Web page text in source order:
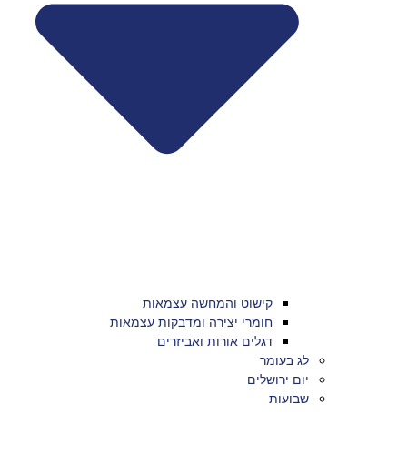
קישוט והמחשה עצמאות
חומרי יצירה ומדבקות עצמאות
דגלים אורות ואביזרים
לג בעומר
יום ירושלים
שבועות